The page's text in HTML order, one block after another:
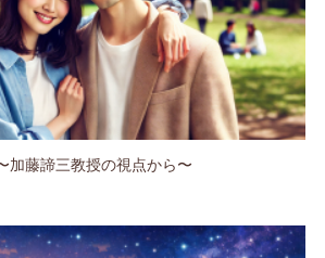
加藤諦三教授の視点から〜